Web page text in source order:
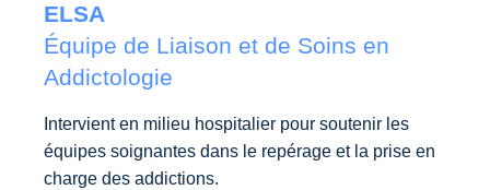
ELSA
Équipe de Liaison et de Soins en
Addictologie
Intervient en milieu hospitalier pour soutenir les
équipes soignantes dans le repérage et la prise en
charge des addictions.